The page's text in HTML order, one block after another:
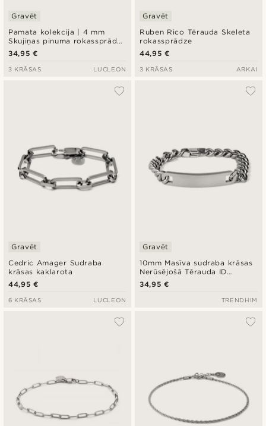
Pamata kolekcija | 4 mm
Skujiņas pinuma rokassprādze
sudraba krāsā
Gravēt
34,95 €
3 KRĀSAS LUCLEON
Ruben Rico Tērauda Skeleta
rokassprādze
Gravēt
44,95 €
3 KRĀSAS ARKAI
Cedric Amager Sudraba
krāsas kaklarota
Gravēt
44,95 €
6 KRĀSAS LUCLEON
10mm Masīva sudraba krāsas
Nerūsējošā Tērauda ID
rokassprādze
Gravēt
34,95 €
TRENDHIM